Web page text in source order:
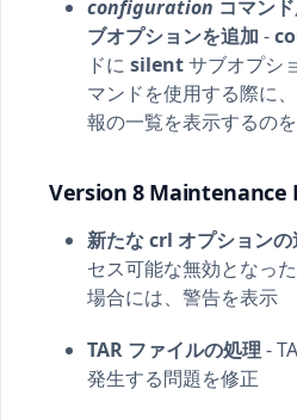
configuration コマン
ブオプションを追加 -
ドに silentサブオプシ
マンドを使用する際に
報の一覧を表示するの
Version 8 Maintenance
新たな crl オプションの
セス可能な無効となっ
場合には、警告を表示
TAR ファイルの処理 -
発生する問題を修正